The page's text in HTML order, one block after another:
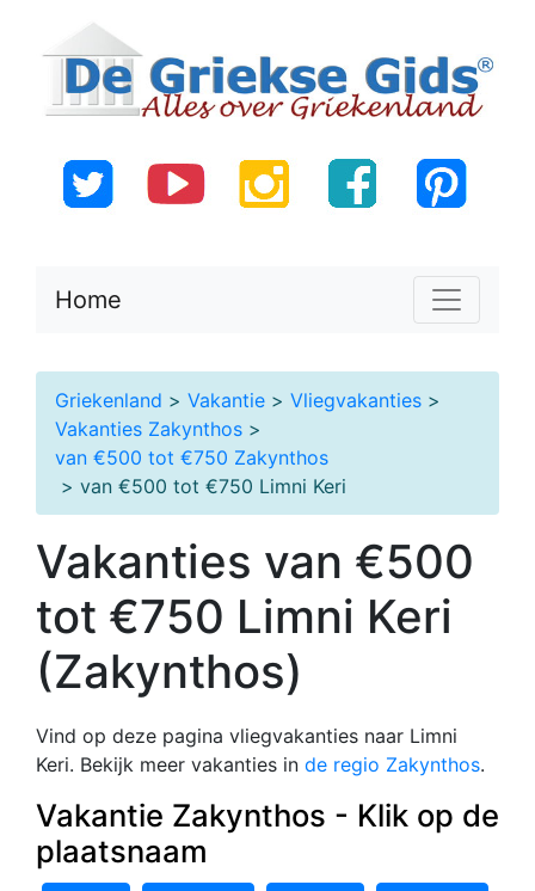
Home
Griekenland > Vakantie > Vliegvakanties >
Vakanties Zakynthos >
van €500 tot €750 Zakynthos
> van €500 tot €750 Limni Keri
Vakanties van €500
tot €750 Limni Keri
(Zakynthos)
Vind op deze pagina vliegvakanties naar Limni
Keri. Bekijk meer vakanties in de regio Zakynthos.
Vakantie Zakynthos - Klik op de
plaatsnaam